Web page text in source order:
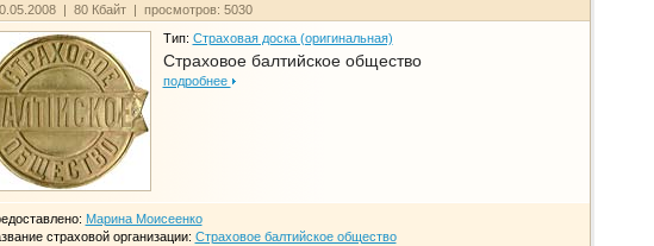
| 80 Кбайт | просмотров: 5030
Тип: Страховая доска (оригинальная)
Страховое балтийское общество
подробнее
Марина Моисеенко
страховой организации: Страховое балтийское общество